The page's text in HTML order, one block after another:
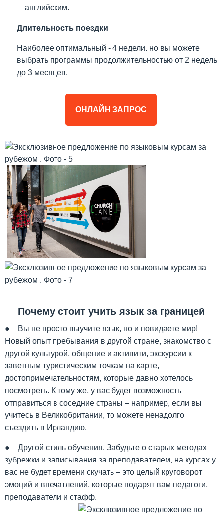
английским.
Длительность поездки
Наиболее оптимальный - 4 недели, но вы можете
выбрать программы продолжительностью от 2 недель
до 3 месяцев.
ОНЛАЙН ЗАПРОС
Почему стоит учить язык за границей
● Вы не просто выучите язык, но и повидаете мир!
Новый опыт пребывания в другой стране, знакомство с
другой культурой, общение и активити, экскурсии к
заветным туристическим точкам на карте,
достопримечательностям, которые давно хотелось
посмотреть. К тому же, у вас будет возможность
отправиться в соседние страны – например, если вы
учитесь в Великобритании, то можете ненадолго
съездить в Ирландию.
● Другой стиль обучения. Забудьте о старых методах
зубрежки и записывания за преподавателем, на курсах у
вас не будет времени скучать – это целый круговорот
эмоций и впечатлений, которые подарят вам педагоги,
преподаватели и стафф.